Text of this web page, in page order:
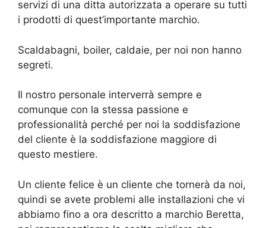
servizi di una ditta autorizzata a operare su tutti
i prodotti di quest’importante marchio.
Scaldabagni, boiler, caldaie, per noi non hanno
segreti.
Il nostro personale interverrà sempre e
comunque con la stessa passione e
professionalità perché per noi la soddisfazione
del cliente è la soddisfazione maggiore di
questo mestiere.
Un cliente felice è un cliente che tornerà da noi,
quindi se avete problemi alle installazioni che vi
abbiamo fino a ora descritto a marchio Beretta,